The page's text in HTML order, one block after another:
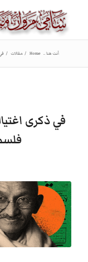
أنت هنا .. Home
/ مقالات /
في ذكرى